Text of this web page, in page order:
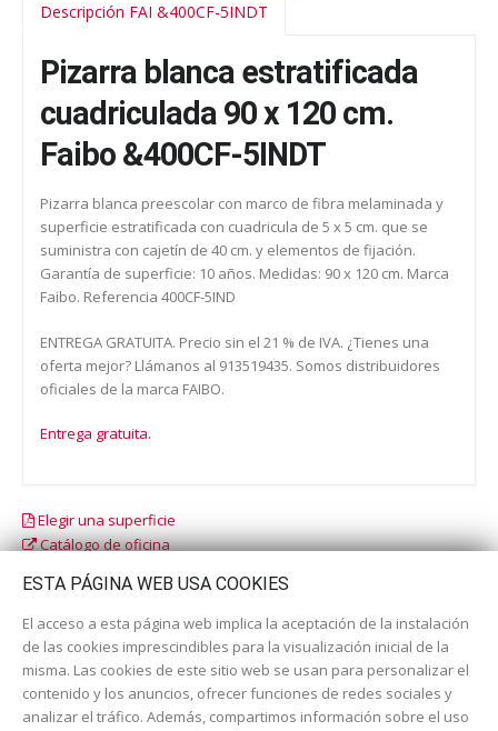
Descripción FAI &400CF-5INDT
Pizarra blanca estratificada
cuadriculada 90 x 120 cm.
Faibo &400CF-5INDT
Pizarra blanca preescolar con marco de fibra melaminada y
superficie estratificada con cuadricula de 5 x 5 cm. que se
suministra con cajetín de 40 cm. y elementos de fijación.
Garantía de superficie: 10 años. Medidas: 90 x 120 cm. Marca
Faibo. Referencia 400CF-5IND
ENTREGA GRATUITA. Precio sin el 21 % de IVA. ¿Tienes una
oferta mejor? Llámanos al 913519435. Somos distribuidores
oficiales de la marca FAIBO.
Entrega gratuita.
Elegir una superficie
Catálogo de oficina
ESTA PÁGINA WEB USA COOKIES
El acceso a esta página web implica la aceptación de la instalación
de las cookies imprescindibles para la visualización inicial de la
misma. Las cookies de este sitio web se usan para personalizar el
contenido y los anuncios, ofrecer funciones de redes sociales y
analizar el tráfico. Además, compartimos información sobre el uso